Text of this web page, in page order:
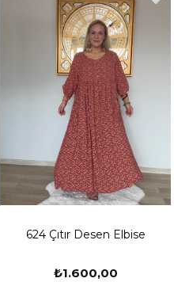
624 Çıtır Desen Elbise
₺1.600,00